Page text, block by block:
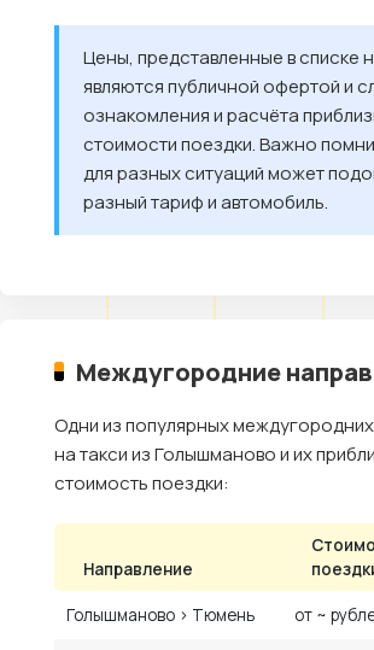
Цены, представленные в списке
являются публичной офертой и
ознакомления и расчёта
стоимости поездки. Важно
для разных ситуаций может
разный тариф и автомобиль.
Междугородние
Одни из популярных
на такси из Голышманово и их
стоимость поездки:
Направление
Голышманово › Тюмень от ~